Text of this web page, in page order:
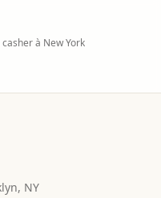
à New York
, NY